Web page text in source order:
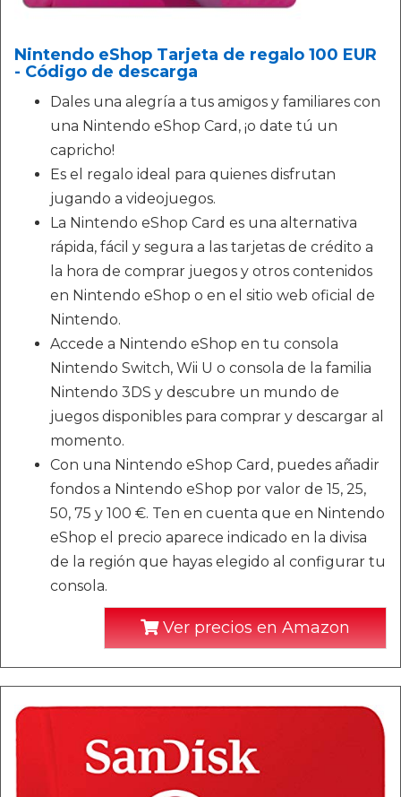
Nintendo eShop Tarjeta de regalo 100 EUR
- Código de descarga
Dales una alegría a tus amigos y familiares con
una Nintendo eShop Card, ¡o date tú un
capricho!
Es el regalo ideal para quienes disfrutan
jugando a videojuegos.
La Nintendo eShop Card es una alternativa
rápida, fácil y segura a las tarjetas de crédito a
la hora de comprar juegos y otros contenidos
en Nintendo eShop o en el sitio web oficial de
Nintendo.
Accede a Nintendo eShop en tu consola
Nintendo Switch, Wii U o consola de la familia
Nintendo 3DS y descubre un mundo de
juegos disponibles para comprar y descargar al
momento.
Con una Nintendo eShop Card, puedes añadir
fondos a Nintendo eShop por valor de 15, 25,
50, 75 y 100 €. Ten en cuenta que en Nintendo
eShop el precio aparece indicado en la divisa
de la región que hayas elegido al configurar tu
consola.
Ver precios en Amazon